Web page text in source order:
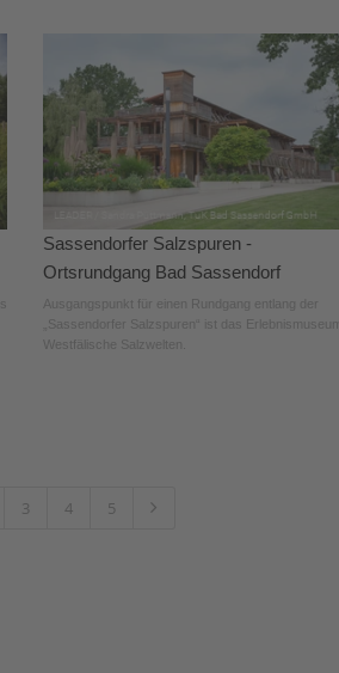
Sassendorfer Salzspuren -
Ortsrundgang Bad Sassendorf
Ausgangspunkt für einen Rundgang entlang der
„Sassendorfer Salzspuren“ ist das Erlebnismuseum
Westfälische Salzwelten.
3 4 5